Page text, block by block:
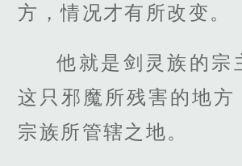
方，情况才有所改变。
他就是剑灵族的宗
这只邪魔所残害的地方
宗族所管辖之地。